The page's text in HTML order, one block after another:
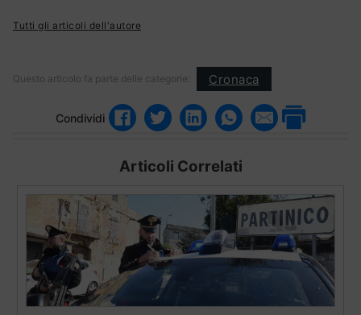
Tutti gli articoli dell'autore
Questo articolo fa parte delle categorie: Cronaca
Condividi
Articoli Correlati